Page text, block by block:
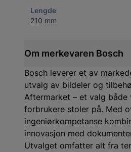
Lengde
210 mm
Om merkevaren Bosch
Bosch leverer et av
utvalg av bildeler og
Aftermarket – et valg både
forbrukere stoler på. Med
ingeniørkompetanse
innovasjon med
Utvalget omfatter alt fra